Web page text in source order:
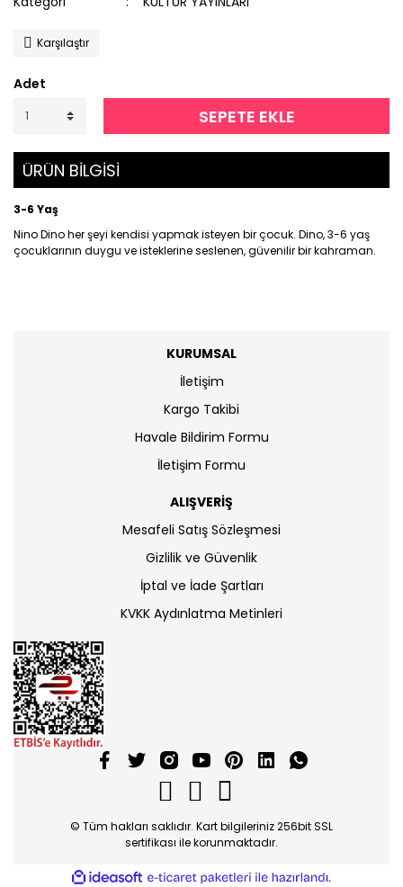
Karşılaştır
Adet
SEPETE EKLE
ÜRÜN BİLGİSİ
3-6 Yaş
Nino Dino her şeyi kendisi yapmak isteyen bir çocuk. Dino, 3-6 yaş
çocuklarının duygu ve isteklerine seslenen, güvenilir bir kahraman.
KURUMSAL
İletişim
Kargo Takibi
Havale Bildirim Formu
İletişim Formu
ALIŞVERİŞ
Mesafeli Satış Sözleşmesi
Gizlilik ve Güvenlik
İptal ve İade Şartları
KVKK Aydınlatma Metinleri
© Tüm hakları saklıdır. Kart bilgileriniz 256bit SSL
sertifikası ile korunmaktadır.
ideasoft e-